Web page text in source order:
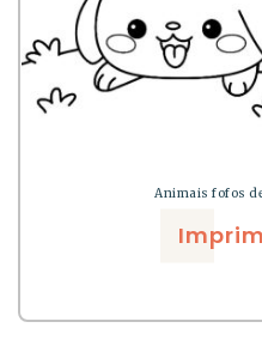
Animais fofos